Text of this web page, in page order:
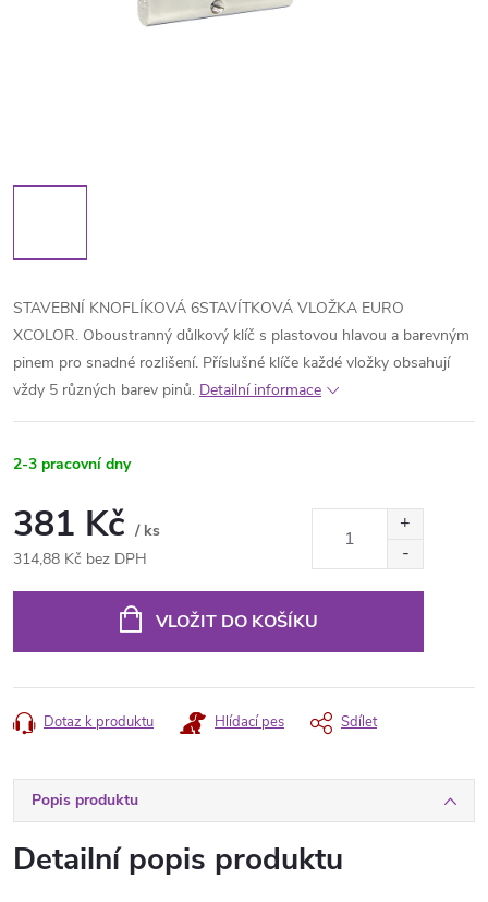
STAVEBNÍ KNOFLÍKOVÁ 6STAVÍTKOVÁ VLOŽKA EURO
XCOLOR. Oboustranný důlkový klíč s plastovou hlavou a barevným
pinem pro snadné rozlišení. Příslušné klíče každé vložky obsahují
vždy 5 různých barev pinů. Detailní informace
2-3 pracovní dny
381 Kč / ks
314,88 Kč bez DPH
VLOŽIT DO KOŠÍKU
Dotaz k produktu Hlídací pes Sdílet
Popis produktu
Detailní popis produktu